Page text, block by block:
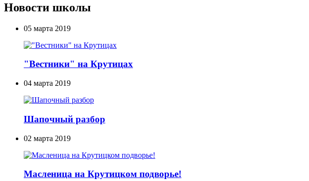
Новости школы
05 марта 2019
"Вестники" на Крутицах
04 марта 2019
Шапочный разбор
02 марта 2019
Масленица на Крутицком подворье!